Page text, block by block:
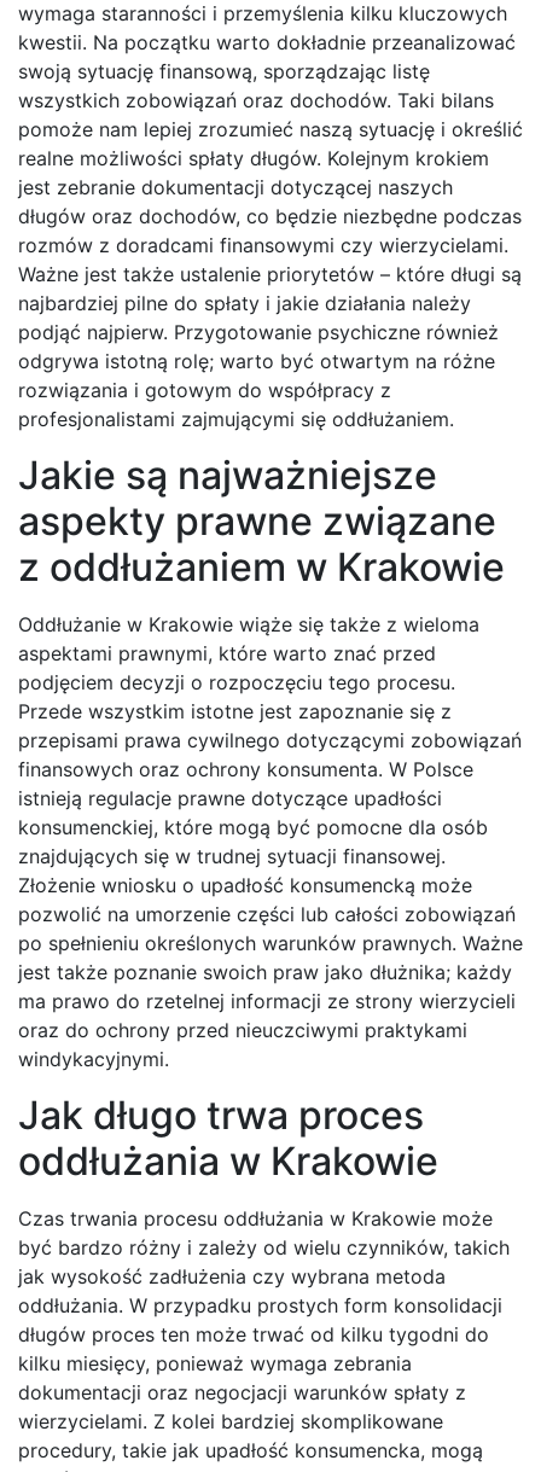
wymaga staranności i przemyślenia kilku kluczowych
kwestii. Na początku warto dokładnie przeanalizować
swoją sytuację finansową, sporządzając listę
wszystkich zobowiązań oraz dochodów. Taki bilans
pomoże nam lepiej zrozumieć naszą sytuację i określić
realne możliwości spłaty długów. Kolejnym krokiem
jest zebranie dokumentacji dotyczącej naszych
długów oraz dochodów, co będzie niezbędne podczas
rozmów z doradcami finansowymi czy wierzycielami.
Ważne jest także ustalenie priorytetów – które długi są
najbardziej pilne do spłaty i jakie działania należy
podjąć najpierw. Przygotowanie psychiczne również
odgrywa istotną rolę; warto być otwartym na różne
rozwiązania i gotowym do współpracy z
profesjonalistami zajmującymi się oddłużaniem.
Jakie są najważniejsze
aspekty prawne związane
z oddłużaniem w Krakowie
Oddłużanie w Krakowie wiąże się także z wieloma
aspektami prawnymi, które warto znać przed
podjęciem decyzji o rozpoczęciu tego procesu.
Przede wszystkim istotne jest zapoznanie się z
przepisami prawa cywilnego dotyczącymi zobowiązań
finansowych oraz ochrony konsumenta. W Polsce
istnieją regulacje prawne dotyczące upadłości
konsumenckiej, które mogą być pomocne dla osób
znajdujących się w trudnej sytuacji finansowej.
Złożenie wniosku o upadłość konsumencką może
pozwolić na umorzenie części lub całości zobowiązań
po spełnieniu określonych warunków prawnych. Ważne
jest także poznanie swoich praw jako dłużnika; każdy
ma prawo do rzetelnej informacji ze strony wierzycieli
oraz do ochrony przed nieuczciwymi praktykami
windykacyjnymi.
Jak długo trwa proces
oddłużania w Krakowie
Czas trwania procesu oddłużania w Krakowie może
być bardzo różny i zależy od wielu czynników, takich
jak wysokość zadłużenia czy wybrana metoda
oddłużania. W przypadku prostych form konsolidacji
długów proces ten może trwać od kilku tygodni do
kilku miesięcy, ponieważ wymaga zebrania
dokumentacji oraz negocjacji warunków spłaty z
wierzycielami. Z kolei bardziej skomplikowane
procedury, takie jak upadłość konsumencka, mogą